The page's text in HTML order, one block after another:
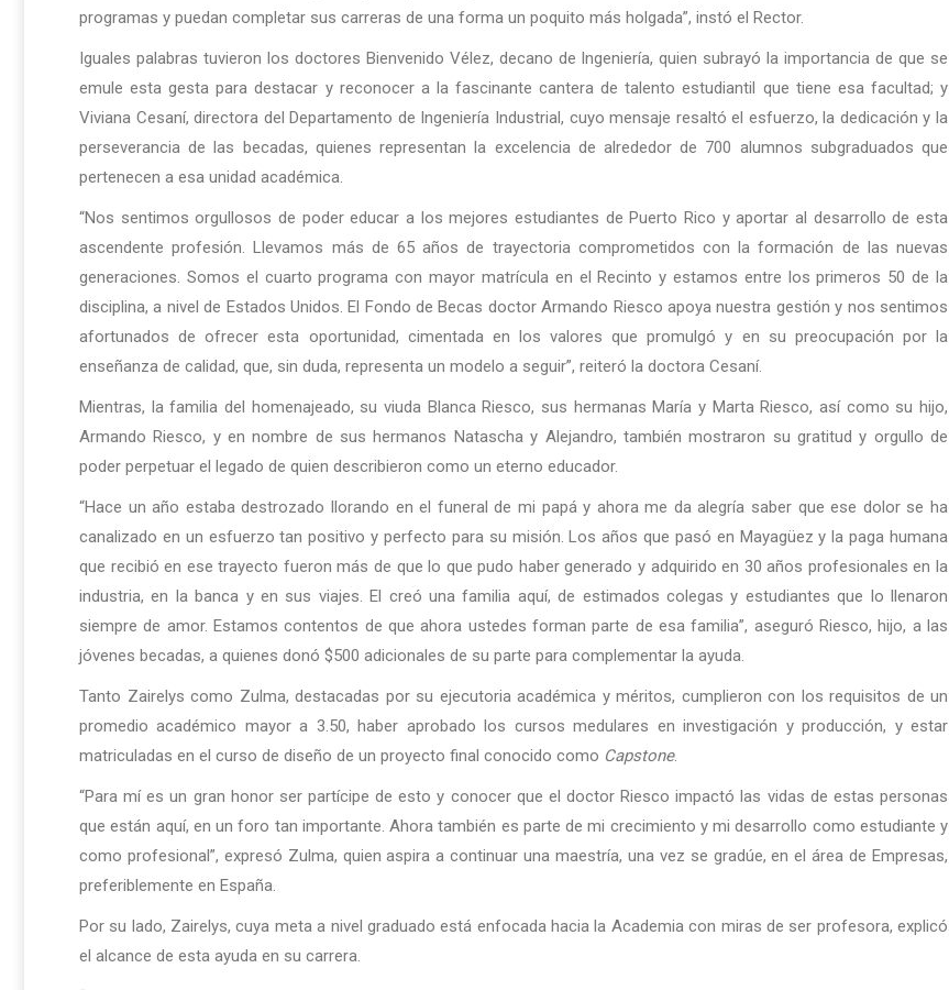
programas y puedan completar sus carreras de una forma un poquito más holgada”, instó el Rector.
Iguales palabras tuvieron los doctores Bienvenido Vélez, decano de Ingeniería, quien subrayó la importancia de que se
emule esta gesta para destacar y reconocer a la fascinante cantera de talento estudiantil que tiene esa facultad; y
Viviana Cesaní, directora del Departamento de Ingeniería Industrial, cuyo mensaje resaltó el esfuerzo, la dedicación y la
perseverancia de las becadas, quienes representan la excelencia de alrededor de 700 alumnos subgraduados que
pertenecen a esa unidad académica.
“Nos sentimos orgullosos de poder educar a los mejores estudiantes de Puerto Rico y aportar al desarrollo de esta
ascendente profesión. Llevamos más de 65 años de trayectoria comprometidos con la formación de las nuevas
generaciones. Somos el cuarto programa con mayor matrícula en el Recinto y estamos entre los primeros 50 de la
disciplina, a nivel de Estados Unidos. El Fondo de Becas doctor Armando Riesco apoya nuestra gestión y nos sentimos
afortunados de ofrecer esta oportunidad, cimentada en los valores que promulgó y en su preocupación por la
enseñanza de calidad, que, sin duda, representa un modelo a seguir”, reiteró la doctora Cesaní.
Mientras, la familia del homenajeado, su viuda Blanca Riesco, sus hermanas María y Marta Riesco, así como su hijo,
Armando Riesco, y en nombre de sus hermanos Natascha y Alejandro, también mostraron su gratitud y orgullo de
poder perpetuar el legado de quien describieron como un eterno educador.
“Hace un año estaba destrozado llorando en el funeral de mi papá y ahora me da alegría saber que ese dolor se ha
canalizado en un esfuerzo tan positivo y perfecto para su misión. Los años que pasó en Mayagüez y la paga humana
que recibió en ese trayecto fueron más de que lo que pudo haber generado y adquirido en 30 años profesionales en la
industria, en la banca y en sus viajes. El creó una familia aquí, de estimados colegas y estudiantes que lo llenaron
siempre de amor. Estamos contentos de que ahora ustedes forman parte de esa familia”, aseguró Riesco, hijo, a las
jóvenes becadas, a quienes donó $500 adicionales de su parte para complementar la ayuda.
Tanto Zairelys como Zulma, destacadas por su ejecutoria académica y méritos, cumplieron con los requisitos de un
promedio académico mayor a 3.50, haber aprobado los cursos medulares en investigación y producción, y estar
matriculadas en el curso de diseño de un proyecto final conocido como Capstone.
“Para mí es un gran honor ser partícipe de esto y conocer que el doctor Riesco impactó las vidas de estas personas
que están aquí, en un foro tan importante. Ahora también es parte de mi crecimiento y mi desarrollo como estudiante y
como profesional”, expresó Zulma, quien aspira a continuar una maestría, una vez se gradúe, en el área de Empresas,
preferiblemente en España.
Por su lado, Zairelys, cuya meta a nivel graduado está enfocada hacia la Academia con miras de ser profesora, explicó
el alcance de esta ayuda en su carrera.